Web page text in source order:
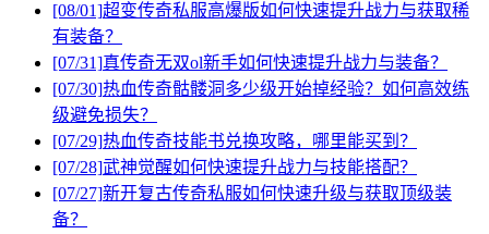
[08/01]超变传奇私服高爆版如何快速提升战力与获取稀
有装备？
[07/31]真传奇无双ol新手如何快速提升战力与装备？
[07/30]热血传奇骷髅洞多少级开始掉经验？如何高效练
级避免损失？
[07/29]热血传奇技能书兑换攻略，哪里能买到？
[07/28]武神觉醒如何快速提升战力与技能搭配？
[07/27]新开复古传奇私服如何快速升级与获取顶级装
备？